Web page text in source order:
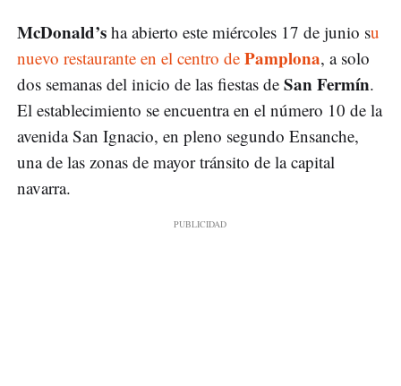
McDonald’s ha abierto este miércoles 17 de junio su
nuevo restaurante en el centro de Pamplona, a solo
dos semanas del inicio de las fiestas de San Fermín.
El establecimiento se encuentra en el número 10 de la
avenida San Ignacio, en pleno segundo Ensanche,
una de las zonas de mayor tránsito de la capital
navarra.